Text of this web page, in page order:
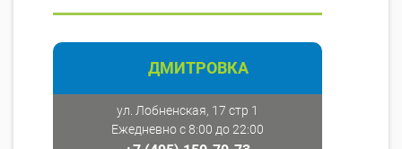
ДМИТРОВКА
ул. Лобненская, 17 стр 1
Ежедневно с 8:00 до 22:00